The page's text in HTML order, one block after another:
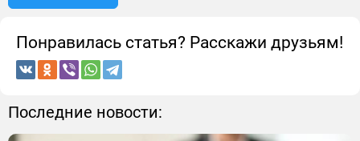
Понравилась статья? Расскажи друзьям!
Последние новости: